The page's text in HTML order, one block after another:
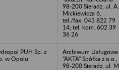
98-200 Sieradz, ul. A.
Mickiewicza 6,
tel./fax: 043 822 79
14; tel. kom. 602 39
36 26
PUH Sp. z
w Opolu
Archiwum Usługowe
"AKTA" Spółka z o.o.,
98-200 Sieradz, ul. M.